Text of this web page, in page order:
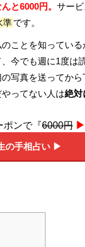
と6000円。 サー
準です。
ことを知ってい
今でも週に1度は
写真を送ってか
ってない人は絶対
ポンで『6000円
の手相占い ▶︎